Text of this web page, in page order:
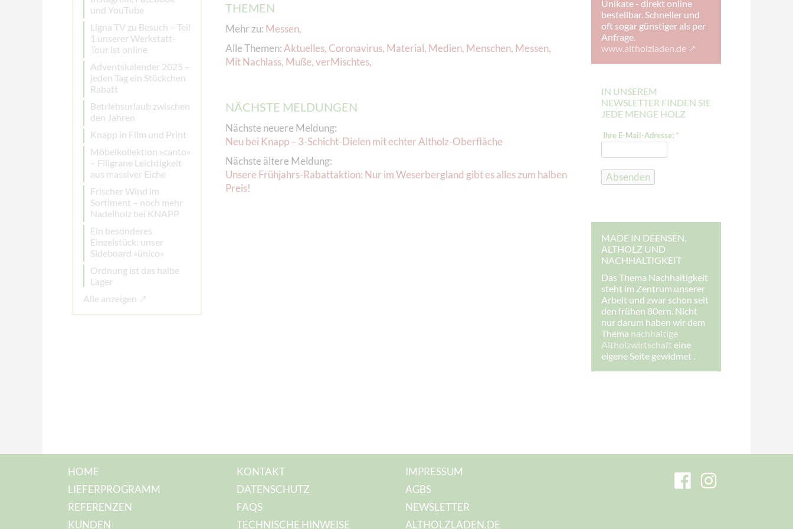
und YouTube
Ligna TV zu Besuch – Teil
1 unserer Werkstatt-
Tour ist online
Adventskalender 2025 –
jeden Tag ein Stückchen
Rabatt
Betriebsurlaub zwischen
den Jahren
Knapp in Film und Print
Möbelkollektion »canto«
– Filigrane Leichtigkeit
aus massiver Eiche
Frischer Wind im
Sortiment – noch mehr
Nadelholz bei KNAPP
Ein besonderes
Einzelstück: unser
Sideboard »único«
Ordnung ist das halbe
Lager
Alle anzeigen
Unikate - direkt online
bestellbar. Schneller und
oft sogar günstiger als per
Anfrage.
www.altholzladen.de
IN UNSEREM
NEWSLETTER FINDEN SIE
JEDE MENGE HOLZ
-
a
-
s
e
:
E
M
a
i
l
-
A
d
r
e
s
A
Ihre E-Mail-Adresse: *
Absenden
MADE IN DEENSEN,
ALTHOLZ UND
NACHHALTIGKEIT
Das Thema Nachhaltigkeit
steht im Zentrum unserer
Arbeit und zwar schon seit
den frühen 80ern. Nicht
nur darum haben wir dem
Thema nachhaltige
Altholzwirtschaft eine
eigene Seite gewidmet .
THEMEN
Mehr zu: Messen,
Alle Themen:Aktuelles, Coronavirus, Material, Medien, Menschen, Messen,
Mit Nachlass, Muße,verMischtes,
NÄCHSTE MELDUNGEN
Nächste neuere Meldung:
Neu bei Knapp – 3-Schicht-Dielen mit echter Altholz-Oberfläche
Nächste ältere Meldung:
Unsere Frühjahrs-Rabattaktion: Nur im Weserbergland gibt es alles zum halben
Preis!
HOME
LIEFERPROGRAMM
REFERENZEN
KUNDEN
KONTAKT
DATENSCHUTZ
FAQS
TECHNISCHE HINWEISE
IMPRESSUM
AGBS
NEWSLETTER
ALTHOLZLADEN.DE